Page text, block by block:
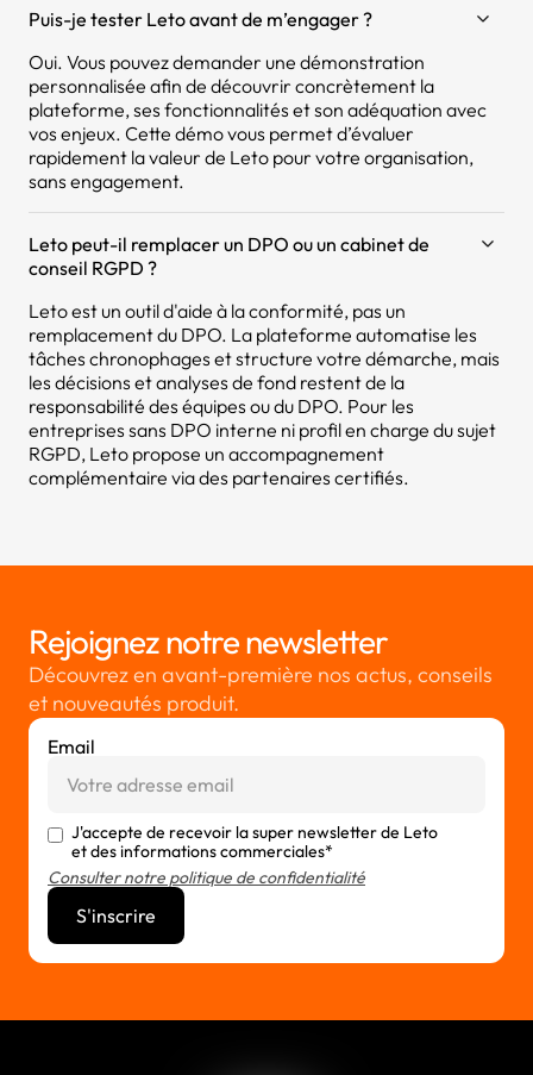
Puis-je tester Leto avant de m’engager ?
Oui. Vous pouvez demander une démonstration
personnalisée afin de découvrir concrètement la
plateforme, ses fonctionnalités et son adéquation avec
vos enjeux. Cette démo vous permet d’évaluer
rapidement la valeur de Leto pour votre organisation,
sans engagement.
Leto peut-il remplacer un DPO ou un cabinet de
conseil RGPD ?
Leto est un outil d'aide à la conformité, pas un
remplacement du DPO. La plateforme automatise les
tâches chronophages et structure votre démarche, mais
les décisions et analyses de fond restent de la
responsabilité des équipes ou du DPO. Pour les
entreprises sans DPO interne ni profil en charge du sujet
RGPD, Leto propose un accompagnement
complémentaire via des partenaires certifiés.
Rejoignez notre newsletter
Découvrez en avant-première nos actus, conseils
et nouveautés produit.
Email
J'accepte de recevoir la super newsletter de Leto
et des informations commerciales*
Consulter notre politique de confidentialité